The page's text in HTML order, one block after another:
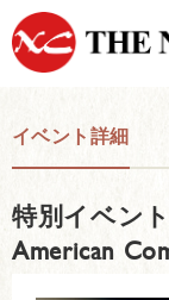
イベント詳細
特別イベント
American
日本クラブメンバ
は